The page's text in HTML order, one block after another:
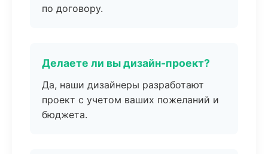
по договору.
Делаете ли вы дизайн-проект?
Да, наши дизайнеры разработают
проект с учетом ваших пожеланий и
бюджета.